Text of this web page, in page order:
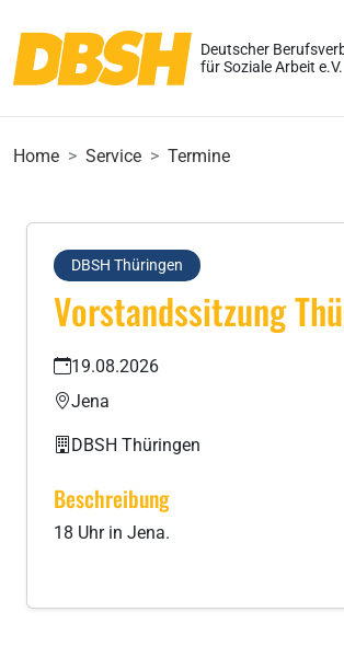
Deutscher
für Soziale Arbeit e.V.
Home Service Termine
DBSH Thüringen
Vorstandssitzung
19.08.2026
Jena
DBSH Thüringen
Beschreibung
18 Uhr in Jena.